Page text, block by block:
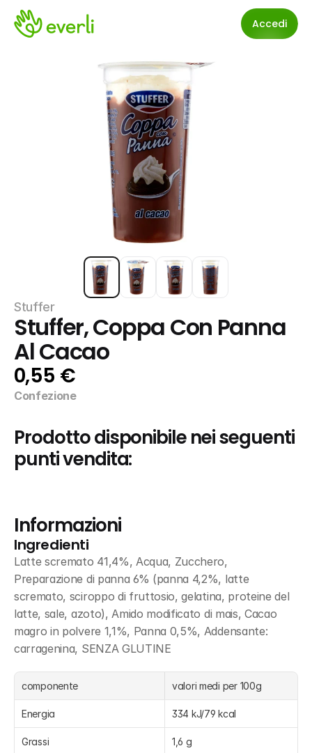
Accedi
Stuffer
Stuffer, Coppa Con Panna
Al Cacao
0,55 €
Confezione
Prodotto disponibile nei seguenti
punti vendita:
Informazioni
Ingredienti
Latte scremato 41,4%, Acqua, Zucchero,
Preparazione di panna 6% (panna 4,2%, latte
scremato, sciroppo di fruttosio, gelatina, proteine del
latte, sale, azoto), Amido modificato di mais, Cacao
magro in polvere 1,1%, Panna 0,5%, Addensante:
carragenina, SENZA GLUTINE
componente valori medi per 100g
Energia 334 kJ/79 kcal
Grassi 1,6 g